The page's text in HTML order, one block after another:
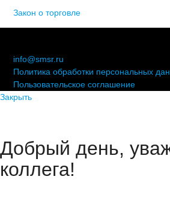
Закон о торговле
info@smsr.ru
Политика обработки персональных
Пользовательское соглашение
Закрыть
Добрый день,
коллега!